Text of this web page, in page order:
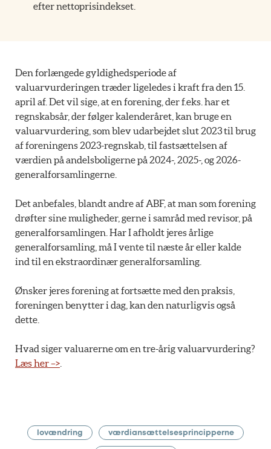
efter nettoprisindekset.
Den forlængede gyldighedsperiode af
valuarvurderingen træder ligeledes i kraft fra den 15.
april af. Det vil sige, at en forening, der f.eks. har et
regnskabsår, der følger kalenderåret, kan bruge en
valuarvurdering, som blev udarbejdet slut 2023 til brug
af foreningens 2023-regnskab, til fastsættelsen af
værdien på andelsboligerne på 2024-, 2025-, og 2026-
generalforsamlingerne.
Det anbefales, blandt andre af ABF, at man som forening
drøfter sine muligheder, gerne i samråd med revisor, på
generalforsamlingen. Har I afholdt jeres årlige
generalforsamling, må I vente til næste år eller kalde
ind til en ekstraordinær generalforsamling.
Ønsker jeres forening at fortsætte med den praksis,
foreningen benytter i dag, kan den naturligvis også
dette.
Hvad siger valuarerne om en tre-årig valuarvurdering?
Læs her –>
lovændring værdiansættelsesprincipperne